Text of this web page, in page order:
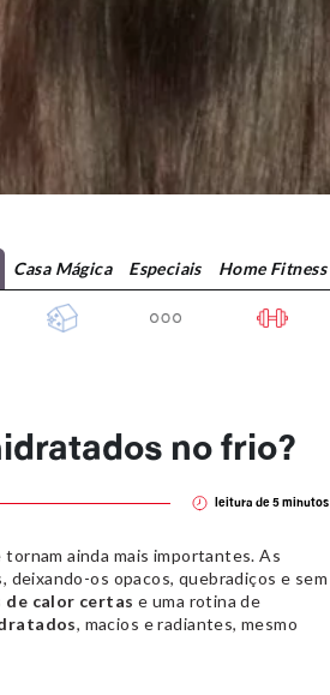
Casa Mágica Especiais Home Fitness
no frio?
leitura de 5 minutos
tornam ainda mais importantes. As
os opacos, quebradiços e sem
calor certas e uma rotina de
, macios e radiantes, mesmo